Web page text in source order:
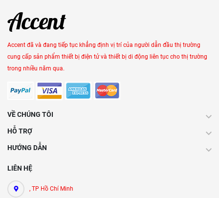
Accent đã và đang tiếp tục khẳng định vị trí của người dẫn đầu thị trường
cung cấp sản phẩm thiết bị điện tử và thiết bị di động liên tục cho thị trường
trong nhiều năm qua.
VỀ CHÚNG TÔI
HỖ TRỢ
HƯỚNG DẪN
LIÊN HỆ
, TP Hồ Chí Minh